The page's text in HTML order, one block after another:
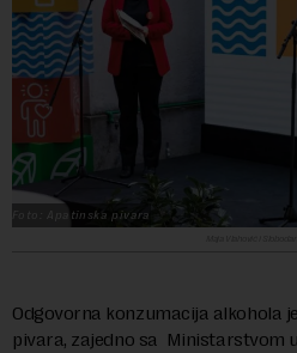
Foto: Apatinska pivara
Odgovorna konzumacija alkohola
pivara, zajedno sa Ministarstvom